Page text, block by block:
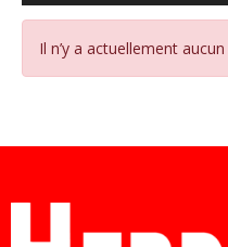
Il n’y a actuellement